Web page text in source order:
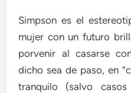
Simpson es el
mujer con un futuro
porvenir al casarse
dicho sea de paso, en
tranquilo (salvo casos